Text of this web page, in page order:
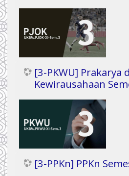
[3-PKWU] Prakarya
Kewirausahaan
[3-PPKn] PPKn